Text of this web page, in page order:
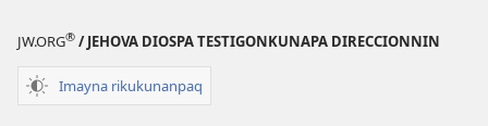
JW.ORG® / JEHOVA DIOSPA TESTIGONKUNAPA DIRECCIONNIN
Imayna rikukunanpaq